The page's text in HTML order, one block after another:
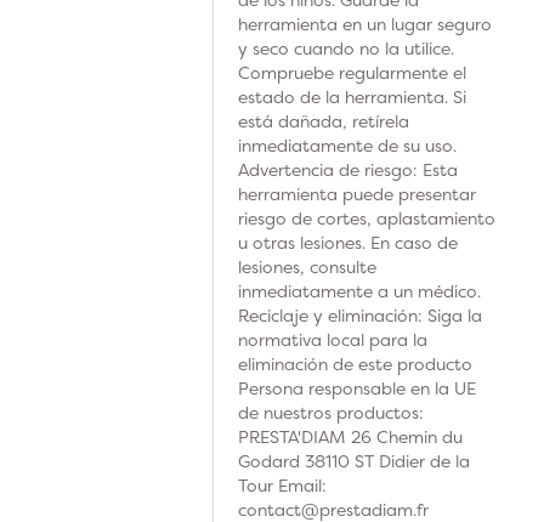
herramienta en un lugar seguro
y seco cuando no la utilice.
Compruebe regularmente el
estado de la herramienta. Si
está dañada, retírela
inmediatamente de su uso.
Advertencia de riesgo: Esta
herramienta puede presentar
riesgo de cortes, aplastamiento
u otras lesiones. En caso de
lesiones, consulte
inmediatamente a un médico.
Reciclaje y eliminación: Siga la
normativa local para la
eliminación de este producto
Persona responsable en la UE
de nuestros productos:
PRESTA'DIAM 26 Chemin du
Godard 38110 ST Didier de la
Tour Email:
contact@prestadiam.fr